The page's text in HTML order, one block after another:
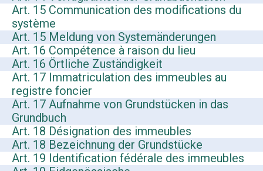
Art. 15 Communication des modifications du
système
Art. 15 Meldung von Systemänderungen
Art. 16 Compétence à raison du lieu
Art. 16 Örtliche Zuständigkeit
Art. 17 Immatriculation des immeubles au
registre foncier
Art. 17 Aufnahme von Grundstücken in das
Grundbuch
Art. 18 Désignation des immeubles
Art. 18 Bezeichnung der Grundstücke
Art. 19 Identification fédérale des immeubles